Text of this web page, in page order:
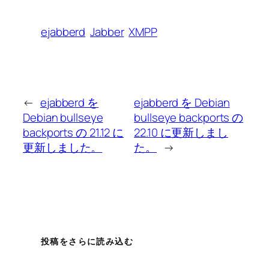
ejabberd Jabber XMPP
← ejabberd を
Debian bullseye
backports の 21.12 に
更新しました。
ejabberd を Debian
bullseye backports の
22.10 に更新しまし
た。
→
投稿をさらに読み込む